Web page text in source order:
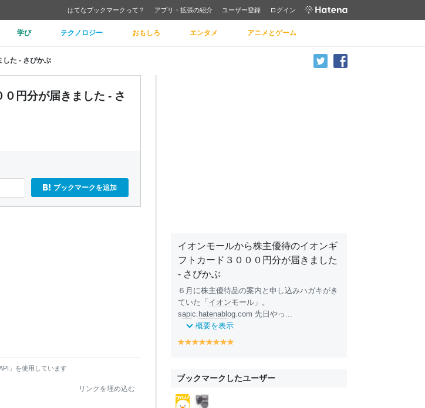
はてなブックマークって？ アプリ・拡張の紹介 ユーザー登録 ログイン
学び テクノロジー おもしろ エンタメ アニメとゲーム
した - さぴかぶ
円分が届きました - さ
ブックマークを追加
」を使用しています
リンクを埋め込む
イオンモールから株主優待のイオンギ
フトカード３０００円分が届きました
- さぴかぶ
６月に株主優待品の案内と申し込みハガキがき
ていた「 イオンモール」。
sapic. hatenabl og.com 先日やっ...
概要を表示
y
o
y
o
y
o
y
o
y
o
y
o
y
o o
ブックマークしたユーザー